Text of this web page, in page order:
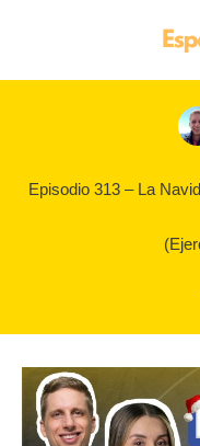
Episodio 313 – La